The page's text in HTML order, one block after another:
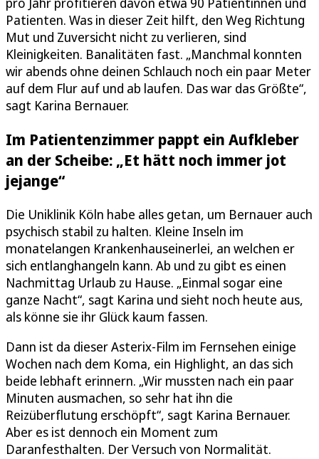
Patienten. Was in dieser Zeit hilft, den Weg Richtung
Mut und Zuversicht nicht zu verlieren, sind
Kleinigkeiten. Banalitäten fast. „Manchmal konnten
wir abends ohne deinen Schlauch noch ein paar Meter
auf dem Flur auf und ab laufen. Das war das Größte“,
sagt Karina Bernauer.
Im Patientenzimmer pappt ein Aufkleber
an der Scheibe: „Et hätt noch immer jot
jejange“
Die Uniklinik Köln habe alles getan, um Bernauer auch
psychisch stabil zu halten. Kleine Inseln im
monatelangen Krankenhauseinerlei, an welchen er
sich entlanghangeln kann. Ab und zu gibt es einen
Nachmittag Urlaub zu Hause. „Einmal sogar eine
ganze Nacht“, sagt Karina und sieht noch heute aus,
als könne sie ihr Glück kaum fassen.
Dann ist da dieser Asterix-Film im Fernsehen einige
Wochen nach dem Koma, ein Highlight, an das sich
beide lebhaft erinnern. „Wir mussten nach ein paar
Minuten ausmachen, so sehr hat ihn die
Reizüberflutung erschöpft“, sagt Karina Bernauer.
Aber es ist dennoch ein Moment zum
Daranfesthalten. Der Versuch von Normalität.